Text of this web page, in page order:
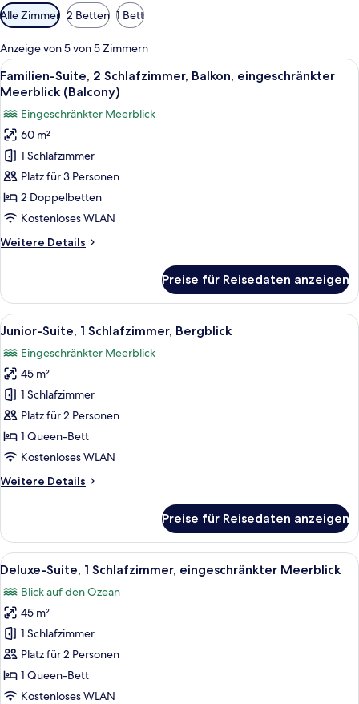
Verfügbare
Filter
für
Zimmer
Alle Zimmer 2 Betten 1 Bett
Anzeige von 5 von 5 Zimmern
Alle
Fotos
Familien-
Suite,
2 Schlafzimmer,
Balkon,
eingeschränkter
Meerblick
anzeigen
Ein modernes Wohnzimmer mit
5
Familien-Suite, 2 Schlafzimmer, Balkon, eingeschränkter
Meerblick (Balcony)
Eingeschränkter Meerblick
60 m²
1 Schlafzimmer
Platz für 3 Personen
2 Doppelbetten
Kostenloses WLAN
Weitere Details
Weitere
Suite,
2 Schlafzimmer,
Balkon,
Meerblick
(Balcony)
Preise für Reisedaten anzeigen
Alle
Fotos
für
Junior-
Suite,
1
Schlafzimmer,
Bergblick
Ein ordentlich eingerichtetes
5
Junior-Suite, 1 Schlafzimmer, Bergblick
Eingeschränkter Meerblick
45 m²
1 Schlafzimmer
Platz für 2 Personen
1 Queen-Bett
Kostenloses WLAN
Weitere Details
Weitere
Suite,
Schlafzimmer,
Preise für Reisedaten anzeigen
Alle
Fotos
für
Deluxe-
Suite,
1
Schlafzimmer,
eingeschränkter
Ein modernes Hotelzimmer mit
5
Deluxe-Suite, 1 Schlafzimmer, eingeschränkter Meerblick
Blick auf den Ozean
45 m²
1 Schlafzimmer
Platz für 2 Personen
1 Queen-Bett
Kostenloses WLAN